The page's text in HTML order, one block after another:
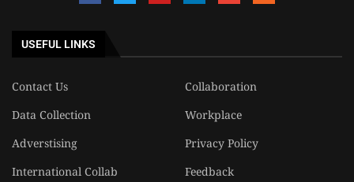
USEFUL LINKS
Contact Us
Collaboration
Data Collection
Workplace
Adverstising
Privacy Policy
International Collab
Feedback